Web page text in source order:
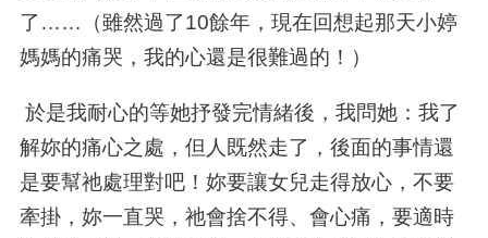
了 …… （雖然過了10餘年，現在回想起那天小婷
媽媽的痛哭，我的心還是很難過的！）
於是我耐心的等她抒發完情緒後，我問她：我了
解妳的痛心之處，但人既然走了，後面的事情還
是要幫祂處理對吧！妳要讓女兒走得放心，不要
牽掛，妳一直哭，祂會捨不得、會心痛，要適時